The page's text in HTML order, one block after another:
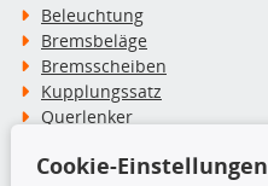
Beleuchtung
Bremsbeläge
Bremsscheiben
Kupplungssatz
Querlenker
Stoßdämpfer
Cookie-Einstellungen